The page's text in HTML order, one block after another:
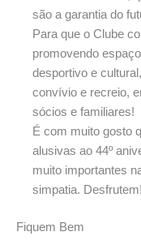
são a garantia do
Para que o Clube
promovendo
desportivo e
convívio e recreio,
sócios e familiares!
É com muito gosto
alusivas ao 44º
muito importantes
simpatia. Desfrutem!
Fiquem Bem